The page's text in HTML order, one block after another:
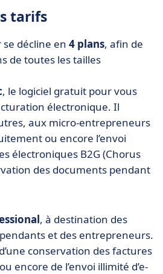
tarifs
décline en 4 plans, afin de
de toutes les tailles
, le logiciel gratuit pour vous
électronique. Il
aux micro-entrepreneurs
ou encore l’envoi
électroniques B2G (Chorus
des documents pendant
, à destination des
et des entrepreneurs.
conservation des factures
ou encore de l’envoi illimité d’e-